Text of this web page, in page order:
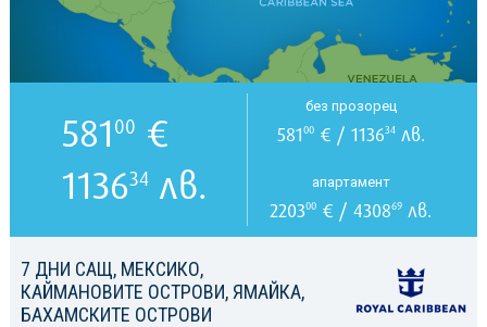
7 ДНИ САЩ, МЕКСИКО,
КАЙМАНОВИТЕ ОСТРОВИ, ЯМАЙКА,
БАХАМСКИТЕ ОСТРОВИ
581 00 €
113634 лв.
без прозорец
58100€ / 113634лв.
апартамент
220300 € / 430869 лв.